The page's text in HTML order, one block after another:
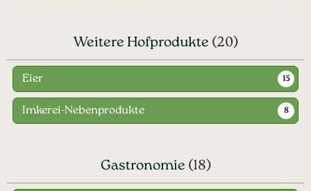
Weitere Hofprodukte (20)
Eier 15
Imkerei-Nebenprodukte 8
Gastronomie (18)